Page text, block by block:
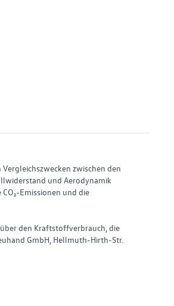
zwischen den
und Aerodynamik
Emissionen und die
den Kraftstoffverbrauch, die
GmbH, Hellmuth-Hirth-Str.